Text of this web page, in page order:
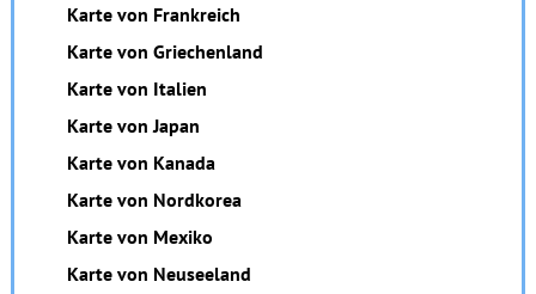
Karte von Frankreich
Karte von Griechenland
Karte von Italien
Karte von Japan
Karte von Kanada
Karte von Nordkorea
Karte von Mexiko
Karte von Neuseeland